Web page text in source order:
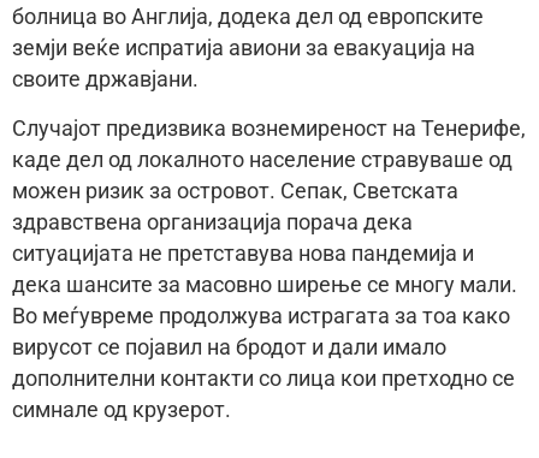
болница во Англија, додека дел од европските
земји веќе испратија авиони за евакуација на
своите државјани.
Случајот предизвика вознемиреност на Тенерифе,
каде дел од локалното население стравуваше од
можен ризик за островот. Сепак, Светската
здравствена организација порача дека
ситуацијата не претставува нова пандемија и
дека шансите за масовно ширење се многу мали.
Во меѓувреме продолжува истрагата за тоа како
вирусот се појавил на бродот и дали имало
дополнителни контакти со лица кои претходно се
симнале од крузерот.